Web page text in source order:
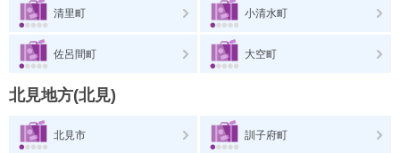
清里町 小清水町
佐呂間町 大空町
北見地方(北見)
北見市 訓子府町